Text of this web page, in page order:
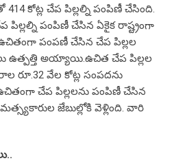
414 కోట్ల చేప పిల్లల్ని పంపిణీ చేసింది.
పంపిణీ చేసిన ఏకైక రాష్ట్రంగా
పంపణీ చేసిన చేప పిల్లల
ఉత్పత్తి అయ్యాయి.ఉచిత చేప పిల్ల‌ల
రూ.32 వేల కోట్ల సంపదను
చేప పిల్లలను పంపిణీ చేసిన
జేబుల్లోకి వెళ్లింది. వారి